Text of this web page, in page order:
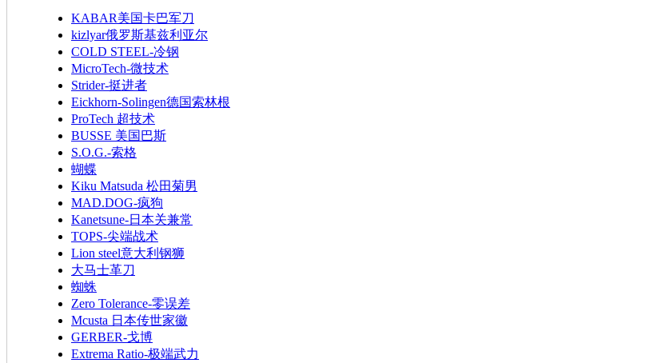
KABAR美国卡巴军刀
kizlyar俄罗斯基兹利亚尔
COLD STEEL-冷钢
MicroTech-微技术
Strider-挺进者
Eickhorn-Solingen德国索林根
ProTech 超技术
BUSSE 美国巴斯
S.O.G.-索格
蝴蝶
Kiku Matsuda 松田菊男
MAD.DOG-疯狗
Kanetsune-日本关兼常
TOPS-尖端战术
Lion steel意大利钢狮
大马士革刀
蜘蛛
Zero Tolerance-零误差
Mcusta 日本传世家徽
GERBER-戈博
Extrema Ratio-极端武力